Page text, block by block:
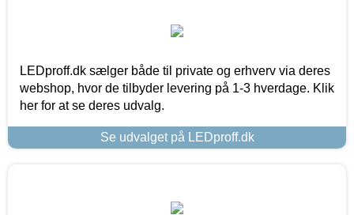
LEDproff.dk sælger både til private og erhverv via deres
webshop, hvor de tilbyder levering på 1-3 hverdage. Klik
her for at se deres udvalg.
Se udvalget på LEDproff.dk